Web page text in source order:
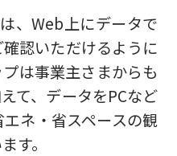
、Web上にデータで
認いただけるように
は事業主さまからも
て、データをPCなど
ネ・省スペースの観
す。